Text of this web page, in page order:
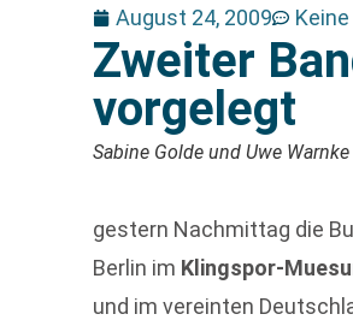
August 24, 2009
Zweiter
vorgelegt
Sabine Golde und Uwe Warnke
gestern Nachmittag die
Berlin im Klingspor-
und im vereinten